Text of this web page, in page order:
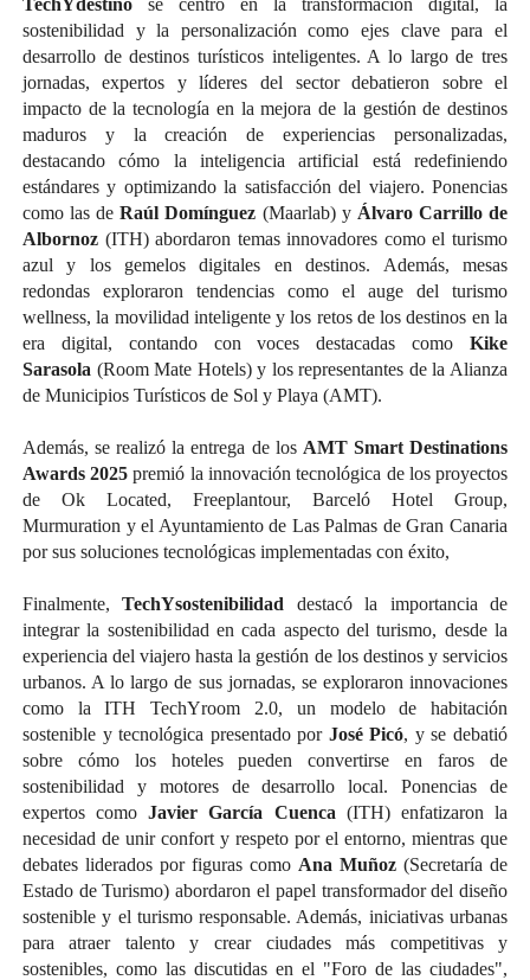
sostenibilidad y la personalización como ejes clave para el
desarrollo de destinos turísticos inteligentes. A lo largo de tres
jornadas, expertos y líderes del sector debatieron sobre el
impacto de la tecnología en la mejora de la gestión de destinos
maduros y la creación de experiencias personalizadas,
destacando cómo la inteligencia artificial está redefiniendo
estándares y optimizando la satisfacción del viajero. Ponencias
como las deRaúl Domínguez (Maarlab) y Álvaro Carrillo de
Albornoz(ITH) abordaron temas innovadores como el turismo
azul y los gemelos digitales en destinos. Además, mesas
redondas exploraron tendencias como el auge del turismo
wellness, la movilidad inteligente y los retos de los destinos en la
era digital, contando con voces destacadas comoKike
Sarasola (Room Mate Hotels) y los representantes de la Alianza
de Municipios Turísticos de Sol y Playa (AMT).
Además, se realizó la entrega de los AMT Smart Destinations
Awards 2025 premió la innovación tecnológica de los proyectos
de Ok Located, Freeplantour, Barceló Hotel Group,
Murmuration y el Ayuntamiento de Las Palmas de Gran Canaria
por sus soluciones tecnológicas implementadas con éxito,
Finalmente, TechYsostenibilidad destacó la importancia de
integrar la sostenibilidad en cada aspecto del turismo, desde la
experiencia del viajero hasta la gestión de los destinos y servicios
urbanos. A lo largo de sus jornadas, se exploraron innovaciones
como la ITH TechYroom 2.0, un modelo de habitación
sostenible y tecnológica presentado por José Picó, y se debatió
sobre cómo los hoteles pueden convertirse en faros de
sostenibilidad y motores de desarrollo local. Ponencias de
expertos comoJavier García Cuenca (ITH) enfatizaron la
necesidad de unir confort y respeto por el entorno, mientras que
debates liderados por figuras como Ana Muñoz (Secretaría de
Estado de Turismo) abordaron el papel transformador del diseño
sostenible y el turismo responsable. Además, iniciativas urbanas
para atraer talento y crear ciudades más competitivas y
sostenibles, como las discutidas en el "Foro de las ciudades",